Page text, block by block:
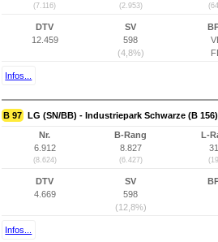
(7.116) (2.953)
DTV
12.459
SV
598
(4,8%)
Infos...
B 97 LG (SN/BB) - Industriepark Schwarze (B 156)
Nr.
6.912
(8.624)
B-Rang
8.827
(6.427)
L-
DTV
4.669
SV
598
(12,8%)
Infos...